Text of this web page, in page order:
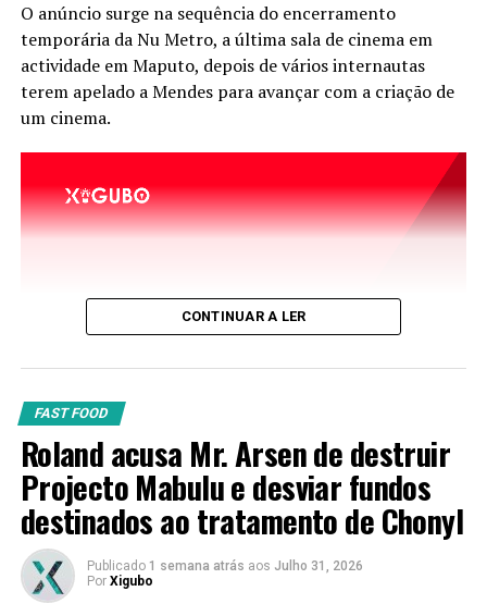
vida sustentável: fortaleça o que funciona.”
O anúncio surge na sequência do encerramento
temporária da Nu Metro, a última sala de cinema em
actividade em Maputo, depois de vários internautas
terem apelado a Mendes para avançar com a criação de
um cinema.
CONTINUAR A LER
FAST FOOD
Roland acusa Mr. Arsen de destruir
Projecto Mabulu e desviar fundos
destinados ao tratamento de Chonyl
Publicado 1 semana atrás aos Julho 31, 2026
Por Xigubo